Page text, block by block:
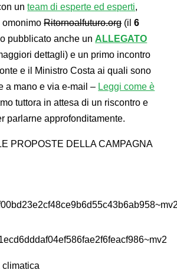
unteam di esperte ed esperti,
omonimoRitornoalfuturo.org(il6
pubblicato anche un ALLEGATO
dettagli) e un primo incontro
e il Ministro Costa ai quali sono
a mano e via e-mail – Leggi come è
tuttora in attesa di un riscontro e
parlarne approfonditamente.
PROPOSTE DELLA CAMPAGNA